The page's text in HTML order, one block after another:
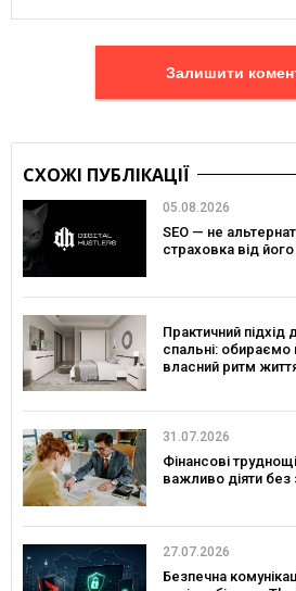
Залишити
СХОЖІ ПУБЛІКАЦІЇ
05.08.2026
SEO — не
страховка від
Практичний підхід
спальні: обираємо
власний ритм
31.07.2026
Фінансові
важливо діяти без
27.07.2026
Безпечна